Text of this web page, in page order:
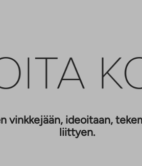
vinkkejään, ideoitaan,
liittyen.